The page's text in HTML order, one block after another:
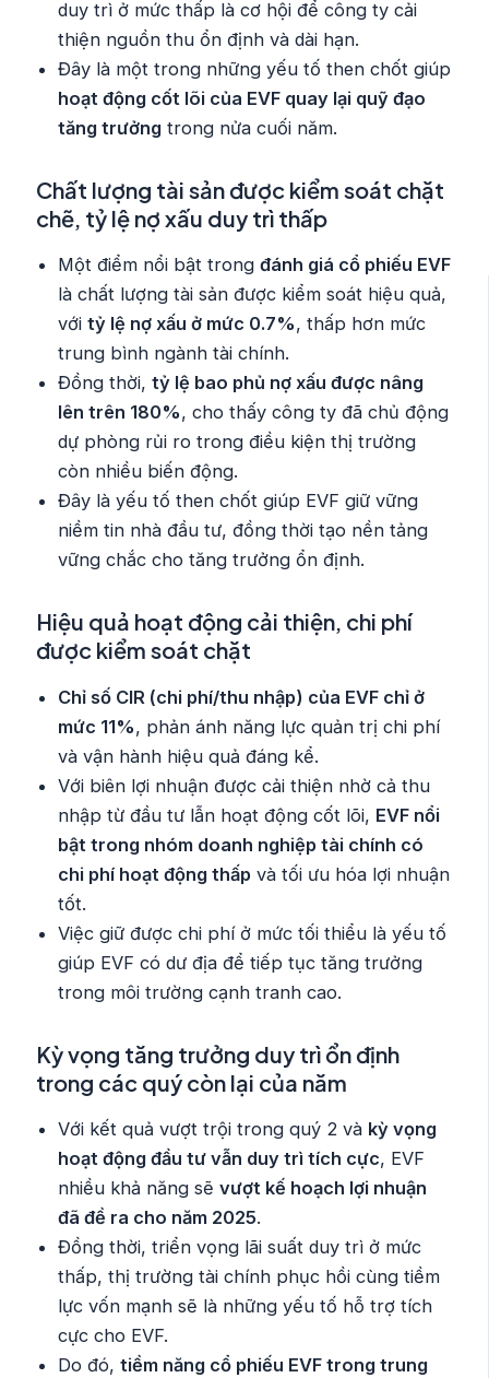
duy trì ở mức thấp là cơ hội để công ty cải
thiện nguồn thu ổn định và dài hạn.
Đây là một trong những yếu tố then chốt giúp
hoạt động cốt lõi của EVF quay lại quỹ đạo
tăng trưởng trong nửa cuối năm.
Chất lượng tài sản được kiểm soát chặt
chẽ, tỷ lệ nợ xấu duy trì thấp
Một điểm nổi bật trongđánh giá cổ phiếu EVF
là chất lượng tài sản được kiểm soát hiệu quả,
vớitỷ lệ nợ xấu ở mức 0.7%, thấp hơn mức
trung bình ngành tài chính.
Đồng thời,tỷ lệ bao phủ nợ xấu được nâng
lên trên 180%, cho thấy công ty đã chủ động
dự phòng rủi ro trong điều kiện thị trường
còn nhiều biến động.
Đây là yếu tố then chốt giúp EVF giữ vững
niềm tin nhà đầu tư, đồng thời tạo nền tảng
vững chắc cho tăng trưởng ổn định.
Hiệu quả hoạt động cải thiện, chi phí
được kiểm soát chặt
Chỉ số CIR (chi phí/thu nhập) của EVF chỉ ở
mức 11%, phản ánh năng lực quản trị chi phí
và vận hành hiệu quả đáng kể.
Với biên lợi nhuận được cải thiện nhờ cả thu
nhập từ đầu tư lẫn hoạt động cốt lõi, EVF nổi
bật trong nhóm doanh nghiệp tài chính có
chi phí hoạt động thấp và tối ưu hóa lợi nhuận
tốt.
Việc giữ được chi phí ở mức tối thiểu là yếu tố
giúp EVF có dư địa để tiếp tục tăng trưởng
trong môi trường cạnh tranh cao.
Kỳ vọng tăng trưởng duy trì ổn định
trong các quý còn lại của năm
Với kết quả vượt trội trong quý 2 và kỳ vọng
hoạt động đầu tư vẫn duy trì tích cực, EVF
nhiều khả năng sẽvượt kế hoạch lợi nhuận
đã đề ra cho năm 2025.
Đồng thời, triển vọng lãi suất duy trì ở mức
thấp, thị trường tài chính phục hồi cùng tiềm
lực vốn mạnh sẽ là những yếu tố hỗ trợ tích
cực cho EVF.
Do đó,tiềm năng cổ phiếu EVF trong trung